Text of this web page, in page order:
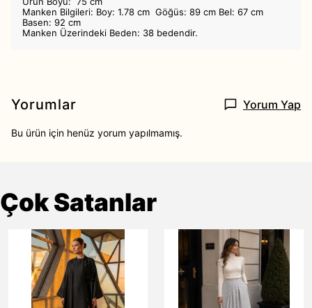
Manken Bilgileri: Boy: 1.78 cm Göğüs: 89 cm Bel: 67 cm
Basen: 92 cm
Manken Üzerindeki Beden: 38 bedendir.
Yorumlar Yorum Yap
Bu ürün için henüz yorum yapılmamış.
Çok Satanlar